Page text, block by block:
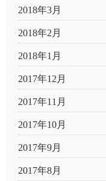
2018年3月
2018年2月
2018年1月
2017年12月
2017年11月
2017年10月
2017年9月
2017年8月